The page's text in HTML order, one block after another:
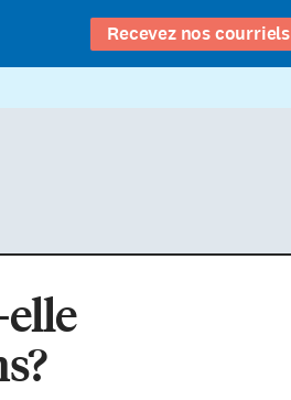
Recevez nos courriels